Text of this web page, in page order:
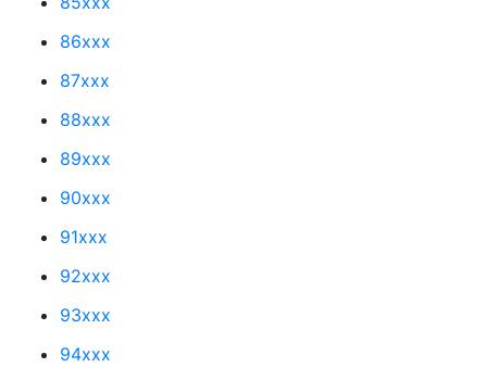
86xxx
87xxx
88xxx
89xxx
90xxx
91xxx
92xxx
93xxx
94xxx